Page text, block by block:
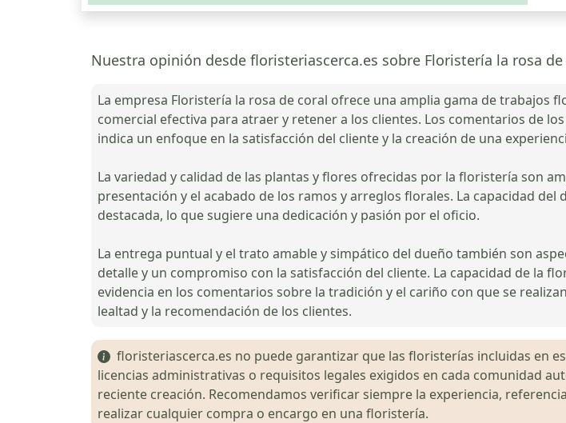
Nuestra opinión desde floristeriascerca.es sobre Floristería la rosa de
La empresa Floristería la rosa de coral ofrece una amplia gama de trabajos
comercial efectiva para atraer y retener a los clientes. Los comentarios de
indica un enfoque en la satisfacción del cliente y la creación de una
La variedad y calidad de las plantas y flores ofrecidas por la floristería son
presentación y el acabado de los ramos y arreglos florales. La capacidad
destacada, lo que sugiere una dedicación y pasión por el oficio.
La entrega puntual y el trato amable y simpático del dueño también son
detalle y un compromiso con la satisfacción del cliente. La capacidad de la
evidencia en los comentarios sobre la tradición y el cariño con que se
lealtad y la recomendación de los clientes.
floristeriascerca.es no puede garantizar que las floristerías incluidas en
licencias administrativas o requisitos legales exigidos en cada comunidad
reciente creación. Recomendamos verificar siempre la experiencia,
realizar cualquier compra o encargo en una floristería.